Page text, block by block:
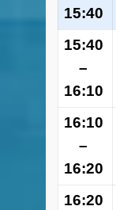
15:40
15:40
–
16:10
16:10
–
16:20
16:20